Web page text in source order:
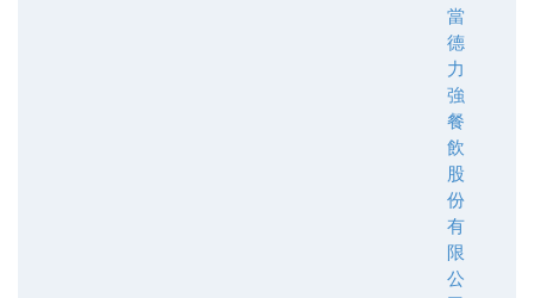
當
德
力
強
餐
飲
股
份
有
限
公